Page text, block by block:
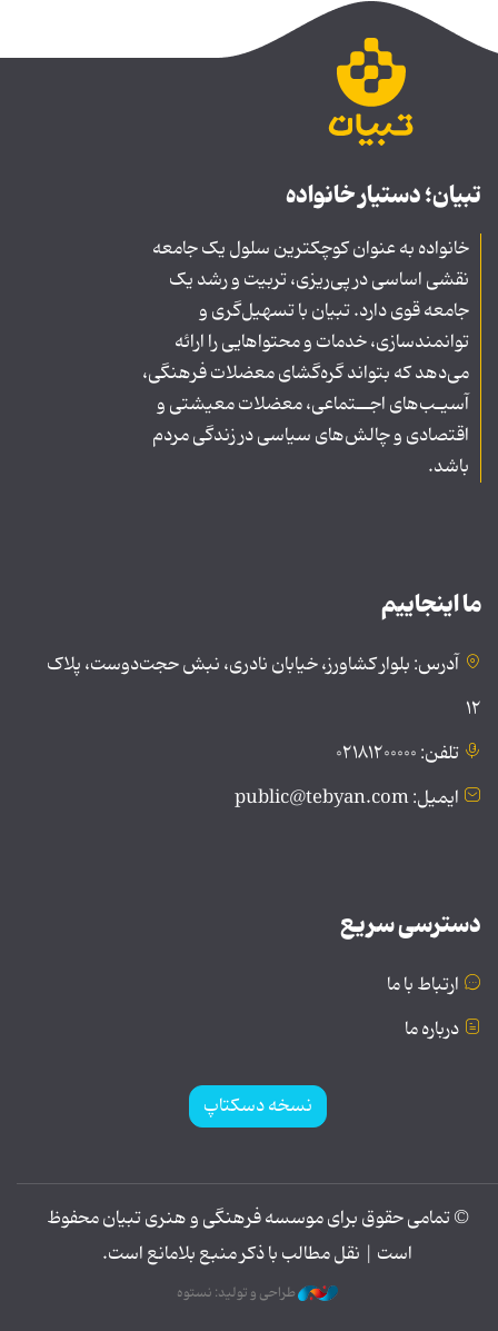
تبیان؛ دستیار خانواده
خانواده به عنوان کوچکترین سلول یک جامعه
نقشی اساسی در پی‌ریزی، تربیت و رشد یک
جامعه قوی دارد. تبیان با تسهیل‌گری و
توانمندسازی، خدمات و محتواهایی را ارائه
می‌دهد که بتواند گره‌گشای معضلات فرهنگی،
آسیـب‌های اجــتماعی، معضلات معیشتی و
اقتصادی و چالش‌های سیاسی در زندگی مردم
باشد.
ما اینجاییم
آدرس: بلوار کشاورز، خیابان نادری، نبش حجت‌دوست، پلاک
۱۲
تلفن: ۰۲۱۸۱۲۰۰۰۰۰
ایمیل: public@tebyan.com
دسترسی سریع
ارتباط با ما
درباره ما
نسخه دسکتاپ
© تمامی حقوق برای موسسه فرهنگی و هنری تبیان محفوظ
است | نقل مطالب با ذکر منبع بلامانع است.
طراحی و تولید: نستوه